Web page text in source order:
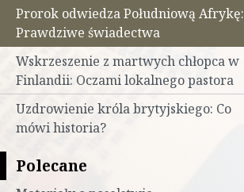
Prorok odwiedza Południową Afrykę:
Prawdziwe świadectwa
Wskrzeszenie z martwych chłopca w
Finlandii: Oczami lokalnego pastora
Uzdrowienie króla brytyjskiego: Co
mówi historia?
Polecane